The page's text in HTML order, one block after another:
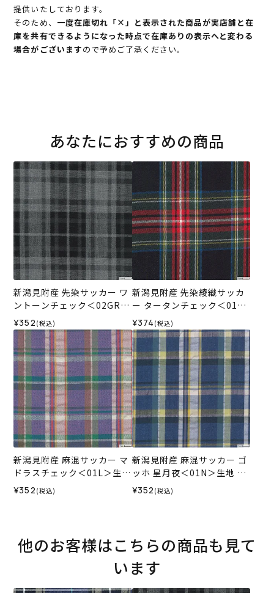
提供いたしております。
そのため、 一度在庫切れ「×」と表示された商品が実店舗と在
庫を共有できるようになった時点で在庫ありの表示へと変わる
場合がございますので予めご了承ください。
あなたにおすすめの商品
新潟見附産 先染サッカー ワ
ントーンチェック＜02GR＞
生地 ホビーラホビーレデザ
インコレクション
¥352 (税込)
新潟見附産 先染綾織サッカ
ー タータンチェック＜01BL
＞生地 ホビーラホビーレデ
ザインコレクション
¥374 (税込)
新潟見附産 麻混サッカー マ
ドラスチェック＜01L＞生地
ホビーラホビーレデザイン
コレクション
¥352 (税込)
新潟見附産 麻混サッカー ゴ
ッホ 星月夜＜01N＞生地 ホ
ビーラホビーレデザインコ
レクション
¥352 (税込)
他のお客様はこちらの商品も見て
います